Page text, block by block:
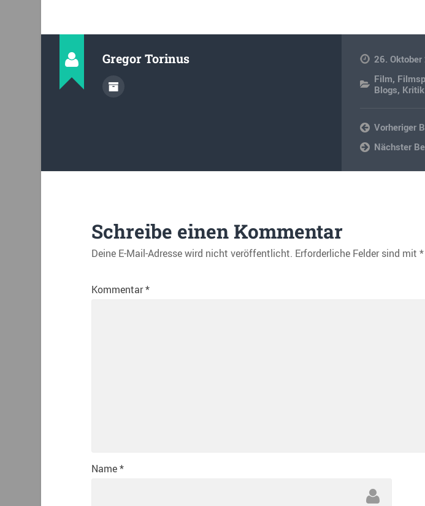
Gregor Torinus
26.
Film,
Blogs, Kritik
Vorheriger
Nächster
Schreibe einen Kommentar
Deine E-Mail-Adresse wird nicht veröffentlicht. Erforderliche Felder sind mit *
Kommentar*
Name*